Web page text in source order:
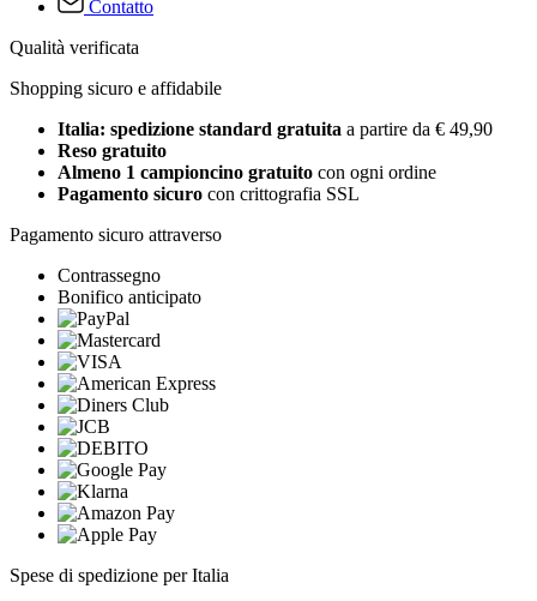
Contatto
Qualità verificata
Shopping sicuro e affidabile
Italia: spedizione standard gratuita a partire da € 49,90
Reso gratuito
Almeno 1 campioncino gratuito con ogni ordine
Pagamento sicuro con crittografia SSL
Pagamento sicuro attraverso
Contrassegno
Bonifico anticipato
Spese di spedizione per Italia